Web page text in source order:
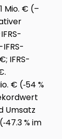
Mio. € (–
IFRS-
€ (‑54 %
Umsatz
% im